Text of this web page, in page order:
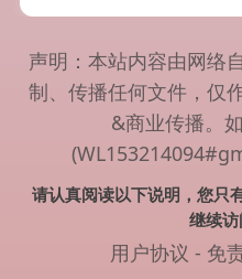
声明：本站内容由网络
制、传播任何文件，仅
&商业传播。
请认真阅读以下说明，您只
继续访
用户协议 - 免